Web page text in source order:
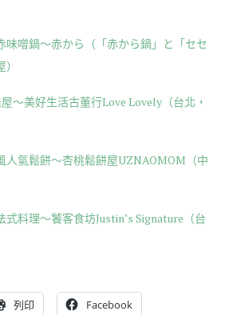
味噌鍋～赤から（「赤から鍋」と「セセ
～美好生活古董行Love Lovely（台北，
人氣鬆餅～杏桃鬆餅屋UZNAOMOM（中
料理～饕客食坊Justin’s Signature（台
列印 Facebook